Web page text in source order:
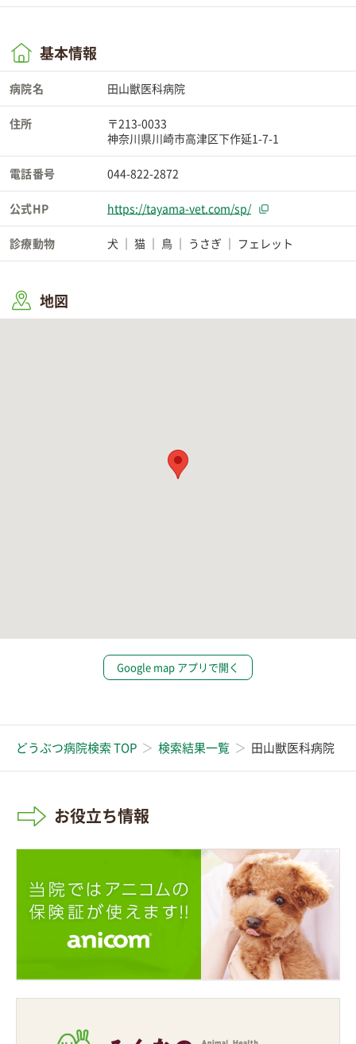
基本情報
病院名 田山獣医科病院
住所
〒213-0033
神奈川県川崎市高津区下作延1-7-1
電話番号 044-822-2872
公式HP https://tayama-vet.com/sp/
診療動物 犬 猫 鳥 うさぎ フェレット
地図
Google map アプリで開く
どうぶつ病院検索 TOP 検索結果一覧 田山獣医科病院
お役立ち情報